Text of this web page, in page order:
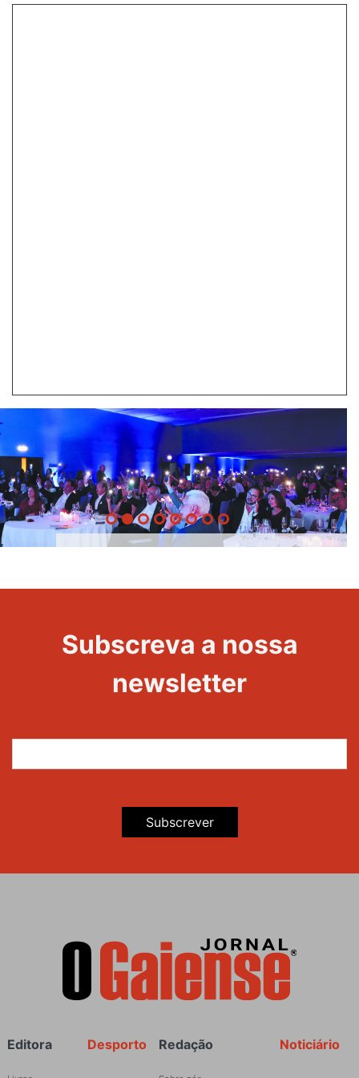
Evento
Maravilhas
Subscreva a nossa
newsletter
Subscrever
Rodapé Noticiário
Redação
Desporto
Editora